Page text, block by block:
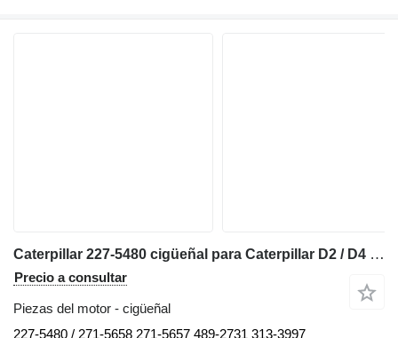
Caterpillar 227-5480 cigüeñal para Caterpillar D2 / D4 / D5 / D6 / D7 / D8 / RD6 / R4 / 938 / 950 / 962 / 966 / 318 / 320 bulldozer
Precio a consultar
Piezas del motor - cigüeñal
227-5480 / 271-5658 271-5657 489-2731 313-3997